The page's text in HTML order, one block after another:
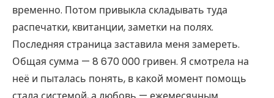
временно. Потом привыкла складывать туда
распечатки, квитанции, заметки на полях.
Последняя страница заставила меня замереть.
Общая сумма — 8 670 000 гривен. Я смотрела на
неё и пыталась понять, в какой момент помощь